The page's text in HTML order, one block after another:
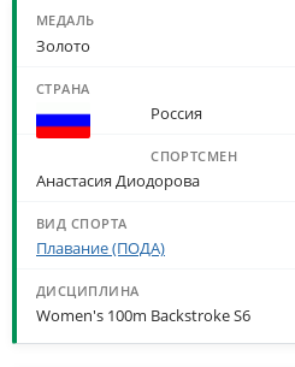
Золото
Россия
Анастасия Диодорова
Плавание (ПОДА)
Women's 100m Backstroke S6